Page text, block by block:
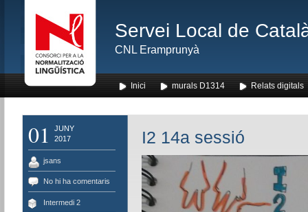
Servei Local de
CNL Eramprunyà
Inici murals D1314 Relats digitals
01
JUNY
2017
jsans
No hi ha comentaris
Intermedi 2
I2 14a sessió